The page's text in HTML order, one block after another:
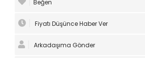
Beğen
Fiyatı Düşünce Haber Ver
Arkadaşıma Gönder